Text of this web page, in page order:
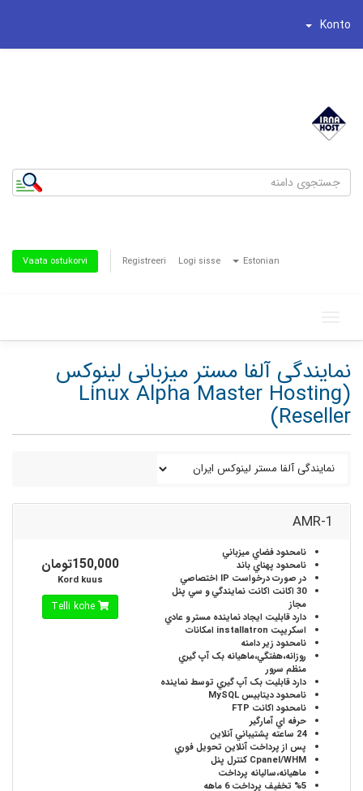
Konto
Estonian
Logi sisse
Registreeri
Vaata ostukorvi
navigation
نمایندگی آلفا مستر میزبانی لینوکس
(Linux Alpha Master Hosting
Reseller)
AMR-1
نامحدودفضاي ميزباني
نامحدود پهناي باند
در صورت درخواست
30 اکانت
اکانت نمايندگي و سي پنل
مجاز
داردقابليت ايجاد نماينده مستر و عادي
اسکريپت installatron
امکانات
نامحدود زير دامنه
روزانه،هفتگي،ماهيانه بک آپ گيري
منظم سرور
داردقابليت بک آپ گيري توسط نماينده
نامحدودديتابيس MySQL
نامحدود اکانت FTP
حرفه ايآمارگير
24 ساعته
پشتيباني آنلاين
پس از پرداخت آنلاين تحويل فوري
Cpanel/WHM کنترل پنل
ماهيانه،ساليانه پرداخت
%5 تخفيف پرداخت 6 ماهه
150,000تومان
Kord kuus
Telli kohe